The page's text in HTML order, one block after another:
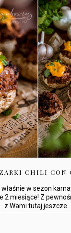
CHILI CON
w sezon
2 miesiące! Z
z Wami tutaj jeszcze...